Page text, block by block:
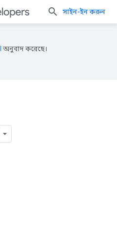
সাইন-ইন করুন
অনুবাদ করেছে।